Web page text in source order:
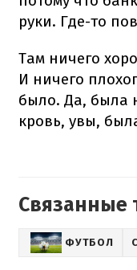
руки. Где-то
Там ничего
И ничего
было. Да, была
кровь, увы,
Связанные
ФУТБОЛ